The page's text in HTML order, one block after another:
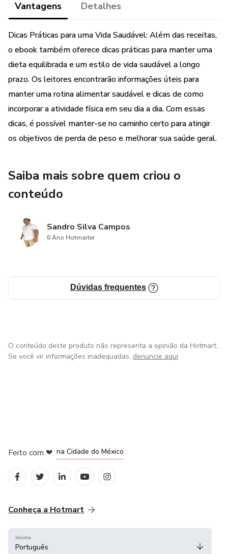
Vantagens Detalhes
Dicas Práticas para uma Vida Saudável: Além das receitas,
o ebook também oferece dicas práticas para manter uma
dieta equilibrada e um estilo de vida saudável a longo
prazo. Os leitores encontrarão informações úteis para
manter uma rotina alimentar saudável e dicas de como
incorporar a atividade física em seu dia a dia. Com essas
dicas, é possível manter-se no caminho certo para atingir
os objetivos de perda de peso e melhorar sua saúde geral.
Saiba mais sobre quem criou o
conteúdo
Sandro Silva Campos
6 Ano Hotmarter
Dúvidas frequentes
O conteúdo deste produto não representa a opinião da Hotmart.
Se você vir informações inadequadas, denuncie aqui
Feito com ❤ na Cidade do México
Conheça a Hotmart
Idioma
Português